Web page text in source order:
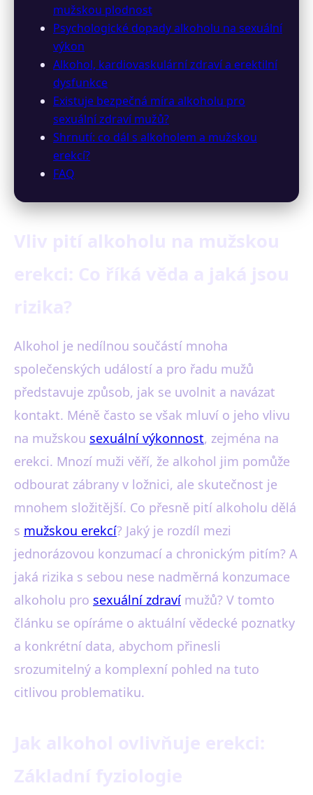
mužskou plodnost
Psychologické dopady alkoholu na sexuální
výkon
Alkohol, kardiovaskulární zdraví a erektilní
dysfunkce
Existuje bezpečná míra alkoholu pro
sexuální zdraví mužů?
Shrnutí: co dál s alkoholem a mužskou
erekcí?
FAQ
Alkohol je nedílnou součástí mnoha
společenských událostí a pro řadu mužů
představuje způsob, jak se uvolnit a navázat
kontakt. Méně často se však mluví o jeho vlivu
na mužskou sexuální výkonnost, zejména na
erekci. Mnozí muži věří, že alkohol jim pomůže
odbourat zábrany v ložnici, ale skutečnost je
mnohem složitější. Co přesně pití alkoholu dělá
s mužskou erekcí? Jaký je rozdíl mezi
jednorázovou konzumací a chronickým pitím? A
jaká rizika s sebou nese nadměrná konzumace
alkoholu pro sexuální zdraví mužů? V tomto
článku se opíráme o aktuální vědecké poznatky
a konkrétní data, abychom přinesli
srozumitelný a komplexní pohled na tuto
citlivou problematiku.